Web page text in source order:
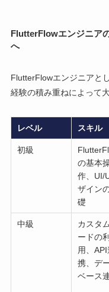
FlutterFlowエンジニア
へ
FlutterFlowエンジニアと
経験の積み重ねによって
レベル スキル
初級
の基本
作、UI/
ザイン
礎
中級
カスタ
ードの利
用、API
携、デ
ベース